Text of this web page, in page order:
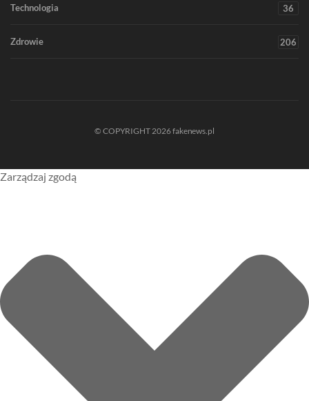
Technologia 36
Zdrowie 206
© COPYRIGHT 2026 fakenews.pl
Zarządzaj zgodą